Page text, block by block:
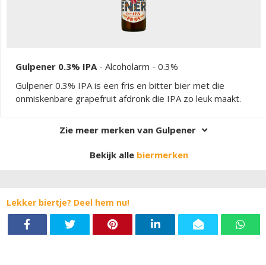
Gulpener 0.3% IPA - Alcoholarm - 0.3%
Gulpener 0.3% IPA is een fris en bitter bier met die
onmiskenbare grapefruit afdronk die IPA zo leuk maakt.
Zie meer merken van Gulpener
Bekijk alle biermerken
Lekker biertje? Deel hem nu!